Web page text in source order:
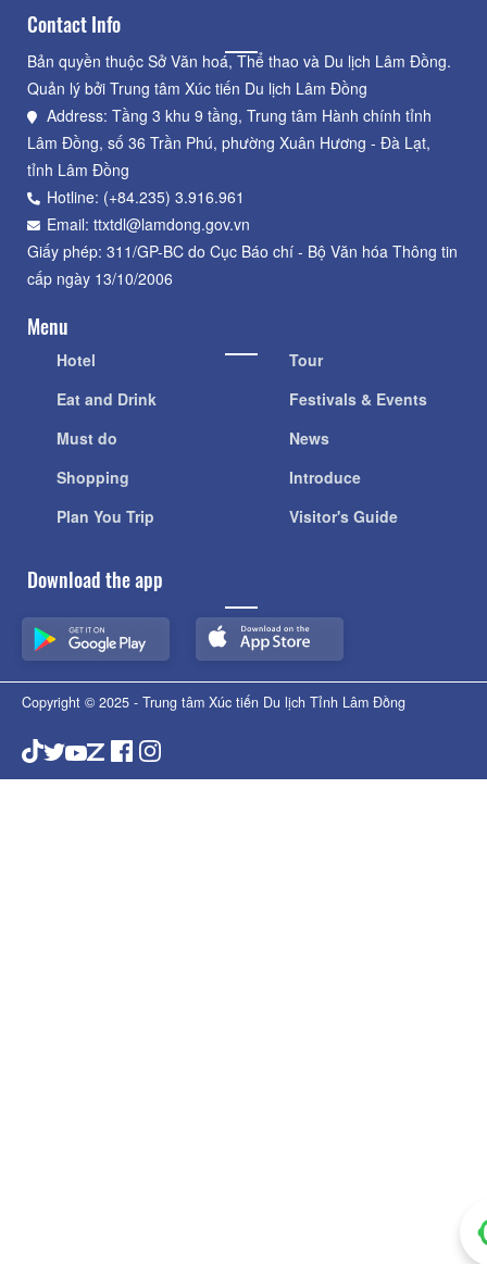
Contact Info
Bản quyền thuộc Sở Văn hoá, Thể thao và Du lịch Lâm Đồng.
Quản lý bởi Trung tâm Xúc tiến Du lịch Lâm Đồng
Address: Tầng 3 khu 9 tầng, Trung tâm Hành chính tỉnh
Lâm Đồng, số 36 Trần Phú, phường Xuân Hương - Đà Lạt,
tỉnh Lâm Đồng
Hotline: (+84.235) 3.916.961
Email: ttxtdl@lamdong.gov.vn
Giấy phép: 311/GP-BC do Cục Báo chí - Bộ Văn hóa Thông tin
cấp ngày 13/10/2006
Menu
Hotel
Eat and Drink
Must do
Shopping
Plan You Trip
Tour
Festivals & Events
News
Introduce
Visitor's Guide
Download the app
Copyright © 2025 - Trung tâm Xúc tiến Du lịch Tỉnh Lâm Đồng